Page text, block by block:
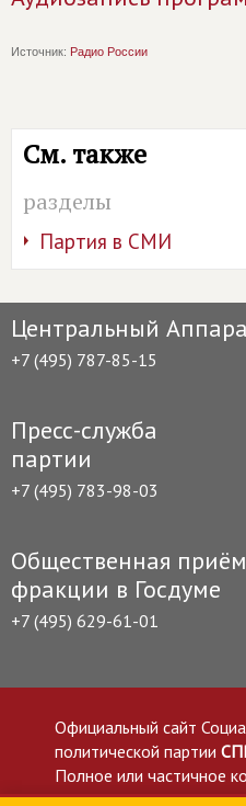
Источник: Радио России
См. также
разделы
Партия в СМИ
Центральный
+7 (495) 787-85-15
Пресс-служба
партии
+7 (495) 783-98-03
Общественная
фракции в Госдуме
+7 (495) 629-61-01
Официальный сайт
политической партии
Полное или частичное
приветствуется со